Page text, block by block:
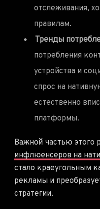
отслеживания,
правилам.
Тренды
потребления
устройства и
спрос на
естественно
платформы.
Важной частью этого
инфлюенсеров на
стало краеугольным
рекламы и
стратегии.